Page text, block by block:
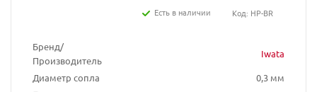
Бренд/
Производитель
Iwata
Диаметр сопла
0,3 мм
Есть в наличии
Код: HP-BR